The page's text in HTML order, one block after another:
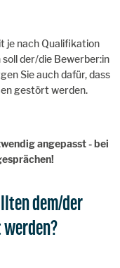
je nach Qualifikation
der/die Bewerber:in
Sie auch dafür, dass
gestört werden.
angepasst - bei
dem/der